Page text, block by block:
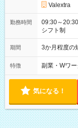
Valextra
勤務時間
09:30～20:30 実働7.5時間／休憩1.5時間 営業時間に合わせた
シフト制
期間 3か月程度の
特徴 副業・Wワ
気になる！